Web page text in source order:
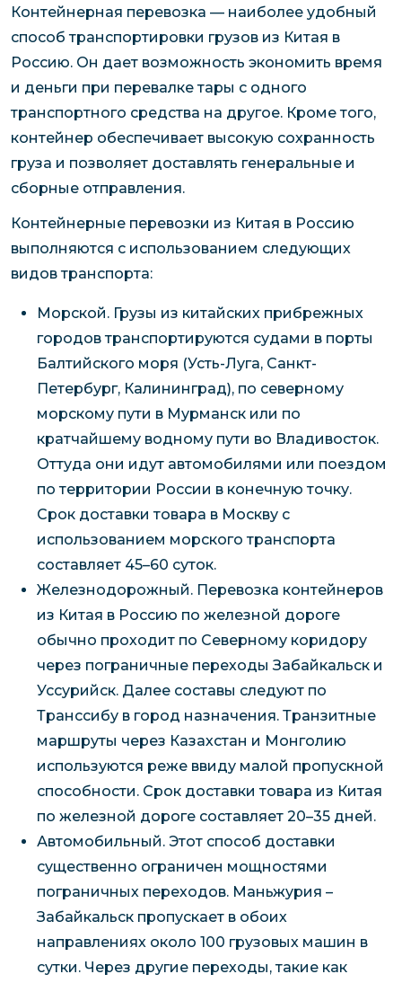
Контейнерная перевозка — наиболее удобный
способ транспортировки грузов из Китая в
Россию. Он дает возможность экономить время
и деньги при перевалке тары с одного
транспортного средства на другое. Кроме того,
контейнер обеспечивает высокую сохранность
груза и позволяет доставлять генеральные и
сборные отправления.
Контейнерные перевозки из Китая в Россию
выполняются с использованием следующих
видов транспорта:
Морской. Грузы из китайских прибрежных
городов транспортируются судами в порты
Балтийского моря (Усть-Луга, Санкт-
Петербург, Калининград), по северному
морскому пути в Мурманск или по
кратчайшему водному пути во Владивосток.
Оттуда они идут автомобилями или поездом
по территории России в конечную точку.
Срок доставки товара в Москву с
использованием морского транспорта
составляет 45–60 суток.
Железнодорожный. Перевозка контейнеров
из Китая в Россию по железной дороге
обычно проходит по Северному коридору
через пограничные переходы Забайкальск и
Уссурийск. Далее составы следуют по
Транссибу в город назначения. Транзитные
маршруты через Казахстан и Монголию
используются реже ввиду малой пропускной
способности. Срок доставки товара из Китая
по железной дороге составляет 20–35 дней.
Автомобильный. Этот способ доставки
существенно ограничен мощностями
пограничных переходов. Маньжурия –
Забайкальск пропускает в обоих
направлениях около 100 грузовых машин в
сутки. Через другие переходы, такие как